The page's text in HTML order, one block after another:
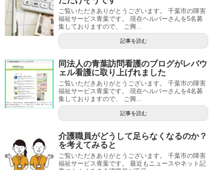
ご覧いただきありがとうございます。 千葉市の障害
福祉サービス青葉です。 現在ヘルパーさんを5名募
集しておりますので、 ご興...
記事を読む
同法人の青葉訪問看護のブログがレバウ
ェル看護に取り上げれました
ご覧いただきありがとうございます。 千葉市の障害
福祉サービス青葉です。 現在ヘルパーさんを4名募
集しておりますので、 ご興...
記事を読む
介護職員がどうして足らなくなるのか？
を考えてみると
ご覧いただきありがとうございます。 千葉市の障害
福祉サービス青葉です。 最近もニュースやネット記